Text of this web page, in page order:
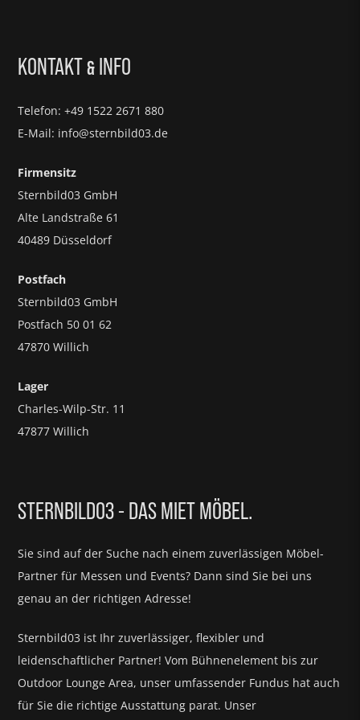
KONTAKT& INFO
Telefon: +49 1522 2671 880
E-Mail: info@sternbild03.de
Firmensitz
Sternbild03 GmbH
Alte Landstraße 61
40489 Düsseldorf
Postfach
Sternbild03 GmbH
Postfach 50 01 62
47870 Willich
Lager
Charles-Wilp-Str. 11
47877 Willich
STERNBILD03 - DAS MIET MÖBEL.
Sie sind auf der Suche nach einem zuverlässigen Möbel-
Partner für Messen und Events? Dann sind Sie bei uns
genau an der richtigen Adresse!
Sternbild03 ist Ihr zuverlässiger, flexibler und
leidenschaftlicher Partner! Vom Bühnenelement bis zur
Outdoor Lounge Area, unser umfassender Fundus hat auch
für Sie die richtige Ausstattung parat. Unser